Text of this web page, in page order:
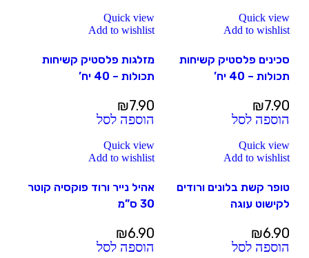
Quick view
Add to wishlist
סכינים פלסטיק קשיחות
תכולות – 40 יח’
₪7.90
הוספה לסל
Quick view
Add to wishlist
מזלגות פלסטיק קשיחות
תכולות – 40 יח’
₪7.90
הוספה לסל
Quick view
Add to wishlist
טופר קשת בלונים ורודים
לקישוט עוגה
₪6.90
הוספה לסל
Quick view
Add to wishlist
אהיל נייר ורוד פוקסיה קוטר
30 ס”מ
₪6.90
הוספה לסל